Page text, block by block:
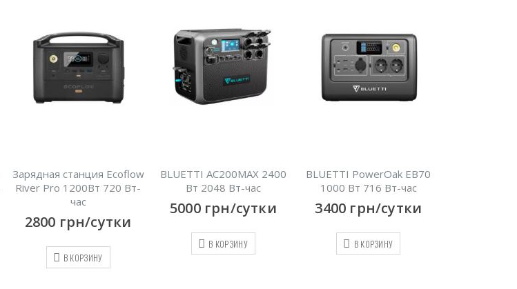
Зарядная станция Ecoflow
River Pro 1200Вт 720 Вт-
час
2800 грн/сутки
В КОРЗИНУ
BLUETTI AC200MAX 2400
Вт 2048 Вт-час
5000 грн/сутки
В КОРЗИНУ
BLUETTI PowerOak EB70
1000 Вт 716 Вт-час
3400 грн/сутки
В КОРЗИНУ